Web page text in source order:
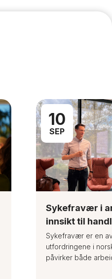
10
SEP
Sykefravær i
innsikt til
Sykefravær er en
utfordringene i
påvirker både